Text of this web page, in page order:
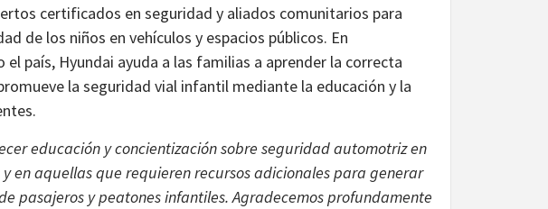
certificados en seguridad y aliados comunitarios para
de los niños en vehículos y espacios públicos. En
país, Hyundai ayuda a las familias a aprender la correcta
la seguridad vial infantil mediante la educación y la
educación y concientización sobre seguridad automotriz en
en aquellas que requieren recursos adicionales para generar
pasajeros y peatones infantiles. Agradecemos profundamente